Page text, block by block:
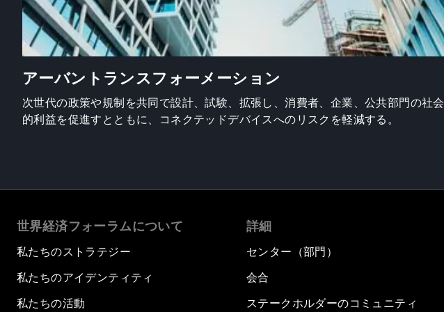
アーバントランスフォーメーション
次世代の政策や規制を共同で設計、試験、拡張し、消費者、企業、公共部門の社会
的利益を促進すとともに、コネクテッドデバイスへのリスクを軽減する。
世界経済フォーラムについて
私たちのストラテジー
私たちのアイデンティティ
私たちの活動
詳細
センター（部門）
会合
ステークホルダーのコミュニティ